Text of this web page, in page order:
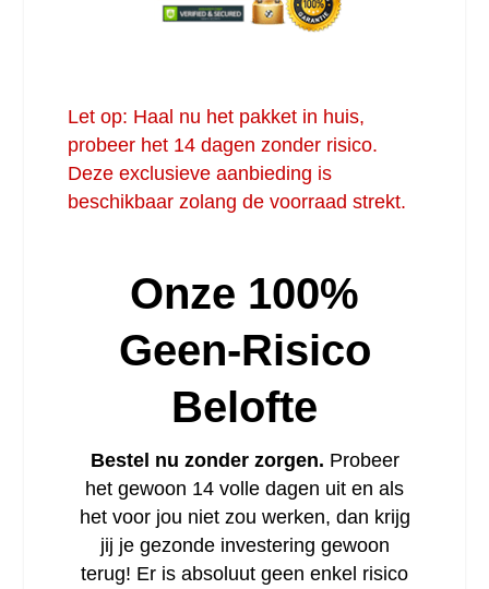
Let op: Haal nu het pakket in huis,
probeer het 14 dagen zonder risico.
Deze exclusieve aanbieding is
beschikbaar zolang de voorraad strekt.
Onze 100%
Geen-Risico
Belofte
Bestel nu zonder zorgen. Probeer
het gewoon 14 volle dagen uit en als
het voor jou niet zou werken, dan krijg
jij je gezonde investering gewoon
terug! Er is absoluut geen enkel risico